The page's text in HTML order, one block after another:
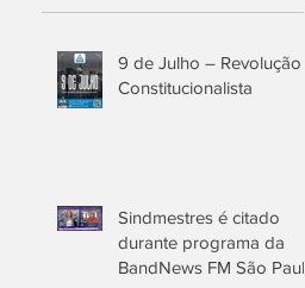
9 de Julho – Revolução
Constitucionalista
Sindmestres é citado
durante programa da
BandNews FM São Paulo